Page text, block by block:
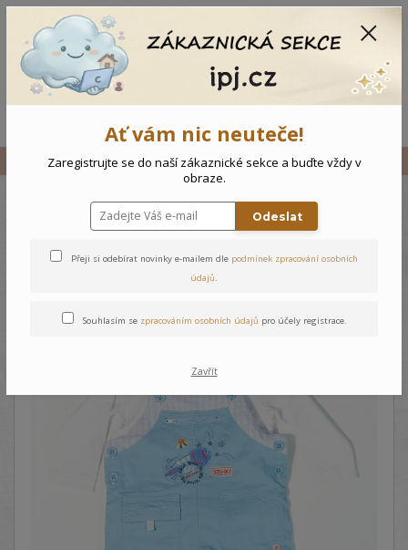
Vše Dětský komplet Raketa
Dětský komplet Raketa
Ať vám nic neuteče!
Zaregistrujte se do naší zákaznické sekce a buďte vždy v
obraze.
Odeslat
Přeji si odebírat novinky e-mailem dle podmínek zpracování osobních
údajů.
Souhlasím se zpracováním osobních údajů pro účely registrace.
Zavřít